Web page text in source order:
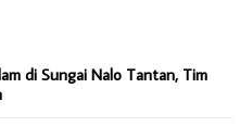
di Sungai Nalo Tantan, Tim